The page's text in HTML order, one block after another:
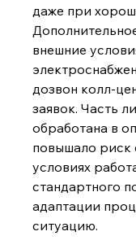
даже при
внешние
дозвон колл-
заявок. Часть
обработана в
повышало риск
условиях
стандартного
адаптации
ситуацию.